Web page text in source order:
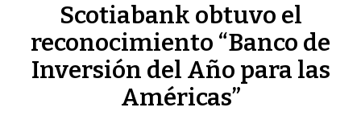
Scotiabank obtuvo el
reconocimiento “Banco de
Inversión del Año para las
Américas”